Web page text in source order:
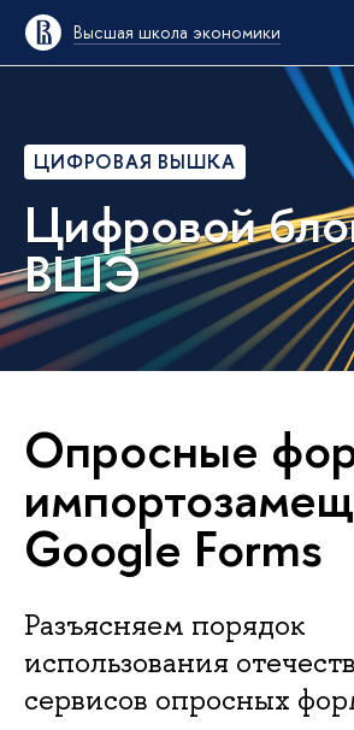
Высшая школа экономики
ЦИФРОВАЯ ВЫШКА
Цифровой
ВШЭ
Опросные
Google Forms
Разъясняем порядок
использования
сервисов опросных